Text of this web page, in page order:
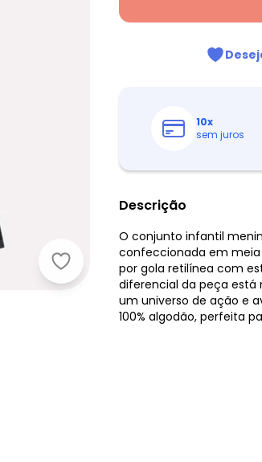
Milon - Conjunto Infantil
10x
sem juros
Descrição
O conjunto infantil
confeccionada em meia
por gola retilínea com
diferencial da peça
um universo de ação e
100% algodão, perfeita